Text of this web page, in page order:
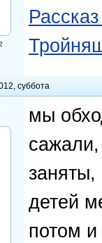
суббота
мы
детей
потом и